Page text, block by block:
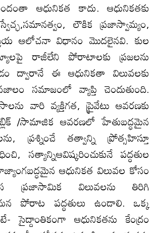
ఆధునికత కాదు. ఆధునికతకు
లౌకిక ప్రజాస్వామ్యం,
ఆలోచనా విధానం మొదలైనవి. కుల
రాజీలేని పోరాటాలకు ప్రజలను
ద్వారానే ఈ ఆధునికతా విలువలకు
సమాజంలో వ్యాప్తి చెందుతుంది.
వారి వ్యక్తిగత, ప్రైవేటు ఆవరణకు
/సామాజిక ఆవరణలో హేతుబద్ధమైన
ప్రశ్నించే తత్వాన్ని ప్రోత్సహిస్తూ
సత్యాన్నిఆవిష్కరించుకునే పద్ధతుల
ఆధునికత విలువల కోసం
ప్రజాసామిక విలువలను తిరిగి
పోరాట పద్ధతులు ఉండాలి. ఒక్క
ఆధునికతను కేంద్రం